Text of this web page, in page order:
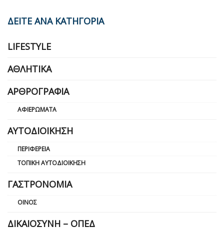
ΔΕΙΤΕ ΑΝΑ ΚΑΤΗΓΟΡΙΑ
LIFESTYLE
ΑΘΛΗΤΙΚΆ
ΑΡΘΡΟΓΡΑΦΊΑ
ΑΦΙΕΡΏΜΑΤΑ
ΑΥΤΟΔΙΟΊΚΗΣΗ
ΠΕΡΙΦΈΡΕΙΑ
ΤΟΠΙΚΉ ΑΥΤΟΔΙΟΊΚΗΣΗ
ΓΑΣΤΡΟΝΟΜΊΑ
ΟΊΝΟΣ
ΔΙΚΑΙΟΣΎΝΗ – ΟΠΕΔ